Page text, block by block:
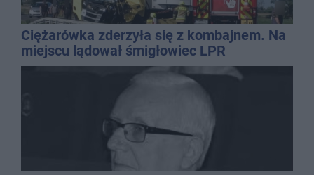
Ciężarówka zderzyła się z kombajnem. Na
miejscu lądował śmigłowiec LPR